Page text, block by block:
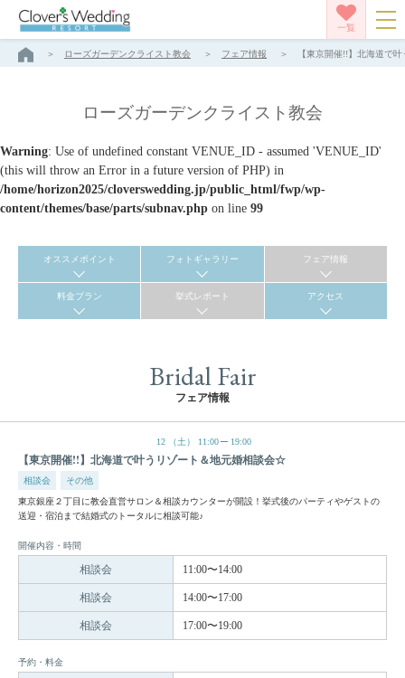
一覧
ローズガーデンクライスト教会 フェア情報 【東京開催!!】北海道で
ローズガーデンクライスト教会
Warning: Use of undefined constant VENUE_ID - assumed 'VENUE_ID'
(this will throw an Error in a future version of PHP) in
/home/horizon2025/cloverswedding.jp/public_html/fwp/wp-
content/themes/base/parts/subnav.php on line 99
オススメポイント フォトギャラリー フェア情報
料金プラン 挙式レポート アクセス
Bridal Fair
フェア情報
12 （土） 11:00 19:00
【東京開催!!】北海道で叶うリゾート＆地元婚相談会☆
相談会 その他
東京銀座２丁目に教会直営サロン＆相談カウンターが開設！挙式後のパーティやゲストの
送迎・宿泊まで結婚式のトータルに相談可能♪
開催内容・時間
相談会 11:00〜14:00
相談会 14:00〜17:00
相談会 17:00〜19:00
予約・料金